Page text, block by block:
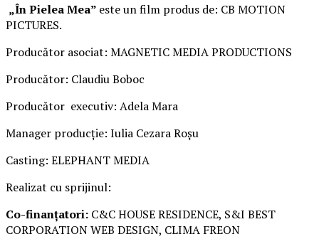
„În Pielea Mea” este un film produs de: CB MOTION
PICTURES.
Producător asociat: MAGNETIC MEDIA PRODUCTIONS
Producător: Claudiu Boboc
Producător executiv: Adela Mara
Manager producție: Iulia Cezara Roșu
Casting: ELEPHANT MEDIA
Realizat cu sprijinul:
Co-finanțatori: C&C HOUSE RESIDENCE, S&I BEST
CORPORATION WEB DESIGN, CLIMA FREON